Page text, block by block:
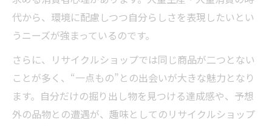
代から、環境に配慮しつつ自分らしさを表現したいとい
うニーズが強まっているのです。
さらに、リサイクルショップでは同じ商品が二つとない
ことが多く、“一点もの”との出会いが大きな魅力となり
ます。自分だけの掘り出し物を見つける達成感や、予想
外の品物との遭遇が、趣味としてのリサイクルショップ